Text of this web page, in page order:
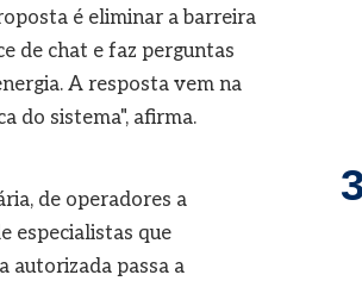
é eliminar a barreira
de chat e faz perguntas
A resposta vem na
do sistema", afirma.
de operadores a
especialistas que
autorizada passa a